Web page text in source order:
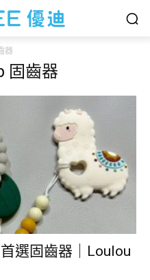
器
固齒器
選固齒器｜Loulou